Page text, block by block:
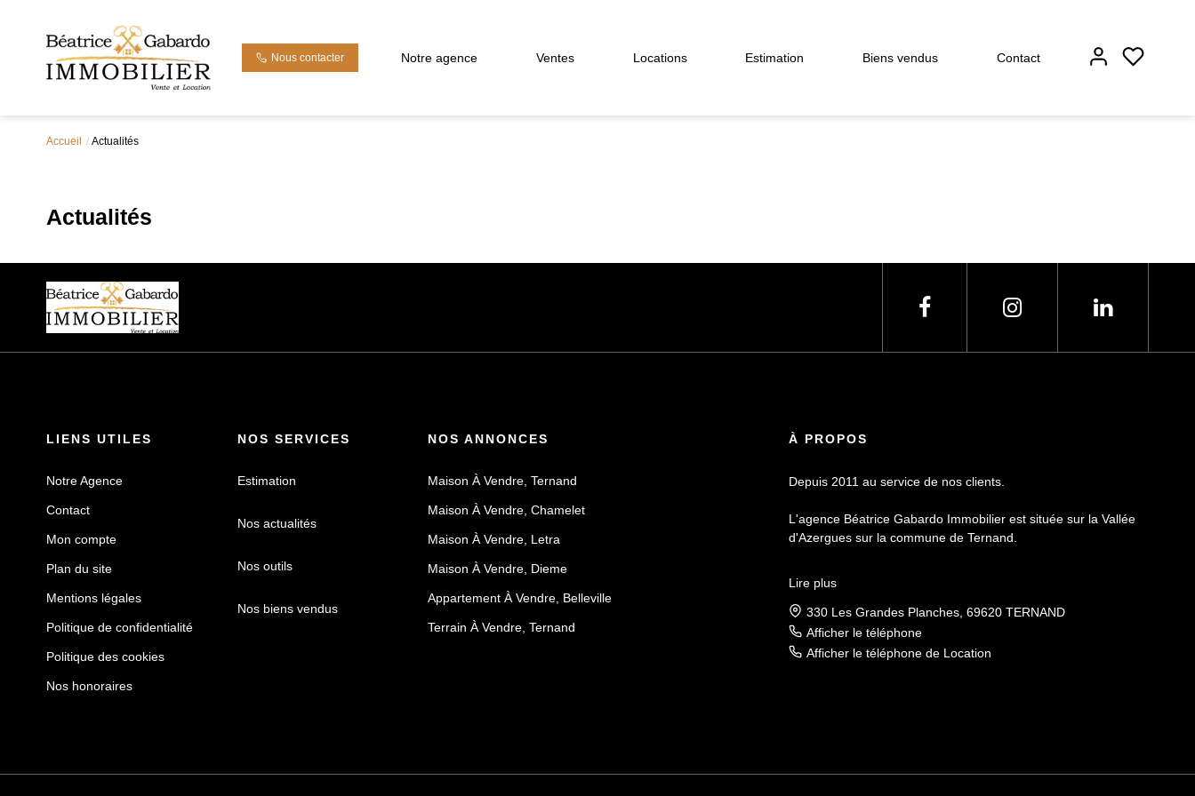
Nous contacter Notre agence Ventes Locations Estimation Biens vendus Contact
Accueil Actualités
Actualités
LIENS UTILES
Notre Agence
Contact
Mon compte
Plan du site
Mentions légales
Politique de confidentialité
Politique des cookies
Nos honoraires
NOS SERVICES
Estimation
Nos actualités
Nos outils
Nos biens vendus
NOS ANNONCES
Maison À Vendre, Ternand
Maison À Vendre, Chamelet
Maison À Vendre, Letra
Maison À Vendre, Dieme
Appartement À Vendre, Belleville
Terrain À Vendre, Ternand
À PROPOS
Depuis 2011 au service de nos clients.
L'agence Béatrice Gabardo Immobilier est située sur la Vallée
d'Azergues sur la commune de Ternand.
elle vous accompagnera de A à Z dans votre projet immobilier.
Une agence de proximité et intimiste qui vous offrira les
meilleurs services personnalisés.
Lire plus
330 Les Grandes Planches, 69620 TERNAND
Afficher le téléphone
Afficher le téléphone de Location